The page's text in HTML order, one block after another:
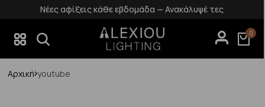
Νέες αφίξεις κάθε εβδομάδα — Ανακάλυψέ τες
0
Αρχική youtube